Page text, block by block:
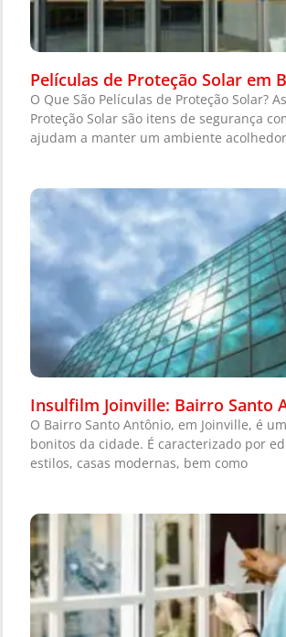
Películas de Proteção Solar em
O Que São Películas de Proteção Solar?
Proteção Solar são itens de segurança
ajudam a manter um ambiente
Insulfilm Joinville: Bairro Santo
O Bairro Santo Antônio, em Joinville, é
bonitos da cidade. É caracterizado por
estilos, casas modernas, bem como